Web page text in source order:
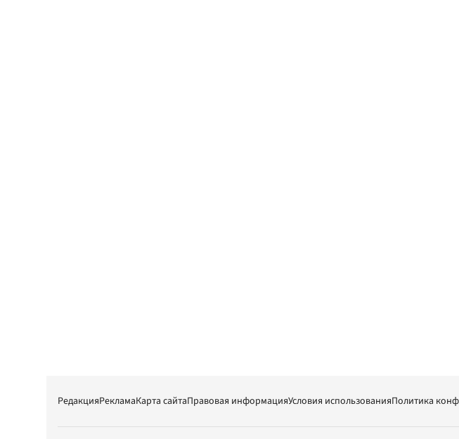
РедакцияРекламаКарта сайтаПравовая информацияУсловия использованияПолитика